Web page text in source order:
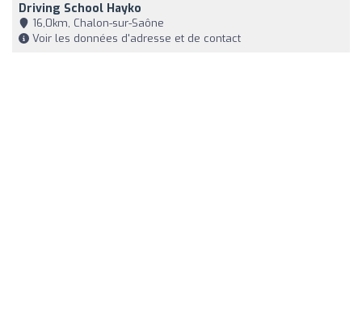
Driving School Hayko
16,0km, Chalon-sur-Saône
Voir les données d'adresse et de contact